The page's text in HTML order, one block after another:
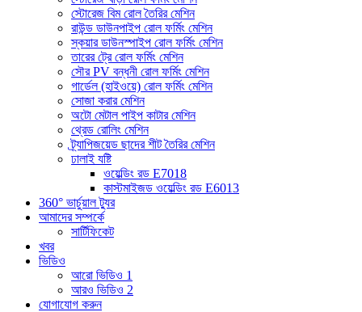
স্টোরেজ বিম রোল তৈরির মেশিন
রাউন্ড ডাউনপাইপ রোল ফর্মিং মেশিন
স্কয়ার ডাউনস্পাইপ রোল ফর্মিং মেশিন
তারের ট্রে রোল ফর্মিং মেশিন
সৌর PV বন্ধনী রোল ফর্মিং মেশিন
গার্ডেল (হাইওয়ে) রোল ফর্মিং মেশিন
সোজা করার মেশিন
অটো মেটাল পাইপ কাটার মেশিন
থ্রেড রোলিং মেশিন
ট্র্যাপিজয়েড ছাদের শীট তৈরির মেশিন
ঢালাই যষ্টি
ওয়েল্ডিং রড E7018
কাস্টমাইজড ওয়েল্ডিং রড E6013
360° ভার্চুয়াল ট্যুর
আমাদের সম্পর্কে
সার্টিফিকেট
খবর
ভিডিও
আরো ভিডিও 1
আরও ভিডিও 2
যোগাযোগ করুন